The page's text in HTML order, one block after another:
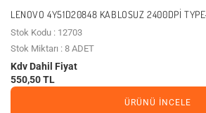
LENOVO 4Y51D20848 KABLOSUZ 2400DPI
Stok Kodu : 12703
Stok Miktarı : 8 ADET
Kdv Dahil Fiyat
550,50 TL
ÜRÜNÜ İNCELE